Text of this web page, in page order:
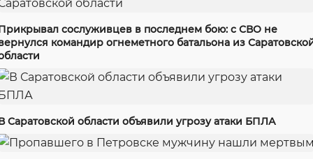
сослуживцев в последнем бою: с СВО не
командир огнеметного батальона из
Саратовской области объявили угрозу атаки БПЛА